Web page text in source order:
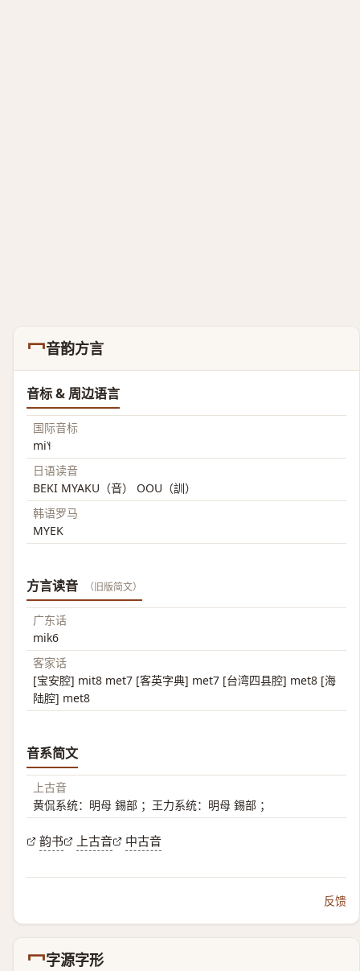
冖音韵方言
音标 & 周边语言
国际音标
mi˥˧
日语读音
BEKI MYAKU（音） OOU（訓）
韩语罗马
MYEK
方言读音 （旧版简文）
广东话
mik6
客家话
[宝安腔] mit8 met7 [客英字典] met7 [台湾四县腔] met8 [海
陆腔] met8
音系简文
上古音
黄侃系统：明母 錫部 ；王力系统：明母 錫部 ；
韵书 上古音 中古音
反馈
冖字源字形